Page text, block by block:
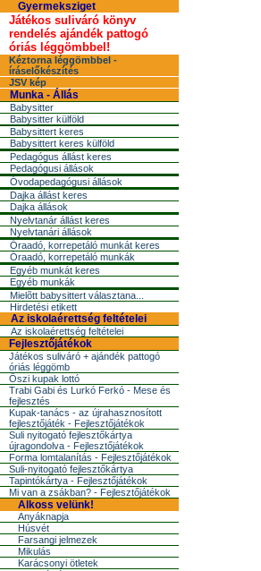
Gyermeksziget
Játékos suliváró könyv
rendelés ajándék pattogó
óriás léggömbbel!
Kéztorna léggömbbel -
íráselőkészítés
JSV kép
Munka - Állás
Babysitter
Babysitter külföld
Babysittert keres
Babysittert keres külföld
Pedagógus állást keres
Pedagógusi állások
Óvodapedagógusi állások
Dajka állást keres
Dajka állások
Nyelvtanár állást keres
Nyelvtanári állások
Óraadó, korrepetáló munkát keres
Óraadó, korrepetáló munkák
Egyéb munkát keres
Egyéb munkák
Mielõtt babysittert választana...
Hirdetési etikett
Az iskolaérettség feltételei
Az iskolaérettség feltételei
Fejlesztőjátékok
Játékos suliváró + ajándék pattogó
óriás léggömb
Őszi kupak lottó
Trabi Gabi és Lurkó Ferkó - Mese és
fejlesztés
Kupak-tanács - az újrahasznosított
fejlesztőjáték - Fejlesztőjátékok
Suli nyitogató fejlesztőkártya
újragondolva - Fejlesztőjátékok
Forma lomtalanítás - Fejlesztőjátékok
Suli-nyitogató fejlesztőkártya
Tapintókártya - Fejlesztőjátékok
Mi van a zsákban? - Fejlesztőjátékok
Alkoss velünk!
Anyáknapja
Húsvét
Farsangi jelmezek
Mikulás
Karácsonyi ötletek